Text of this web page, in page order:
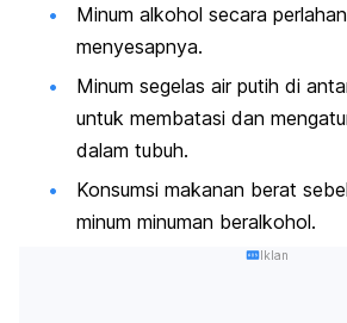
Minum alkohol secara
menyesapnya.
Minum segelas air putih di
untuk membatasi dan
dalam tubuh.
Konsumsi makanan berat
minum minuman beralkohol.
Iklan